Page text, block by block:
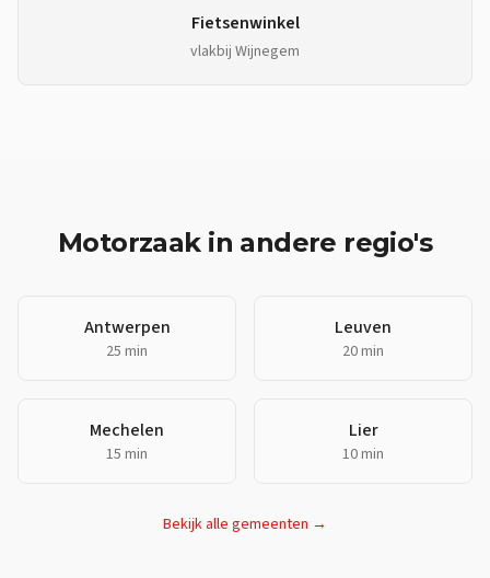
Fietsenwinkel
vlakbij Wijnegem
Motorzaakin andere regio's
Antwerpen
25 min
Leuven
20 min
Mechelen
15 min
Lier
10 min
Bekijk alle gemeenten →